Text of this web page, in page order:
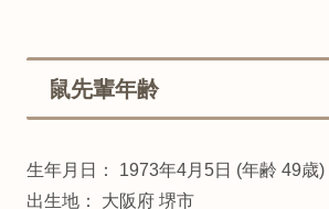
鼠先輩年齢
生年月日： 1973年4月5日 (年齢 49歳)
出生地： 大阪府 堺市